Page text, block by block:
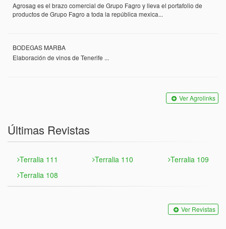
Agrosag es el brazo comercial de Grupo Fagro y lleva el portafolio de
productos de Grupo Fagro a toda la república mexica...
BODEGAS MARBA
Elaboración de vinos de Tenerife ...
Ver Agrolinks
Últimas Revistas
Terralia 111 Terralia 110
Terralia 109
Terralia 108
Ver Revistas